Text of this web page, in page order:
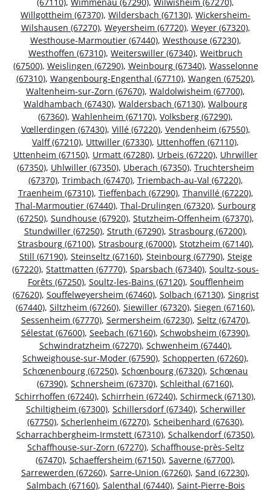
Willgottheim (67370), Wildersbach (67130), Wickersheim-
Wilshausen (67270), Weyersheim (67720), Weyer (67320),
Westhouse-Marmoutier (67440), Westhouse (67230),
Westhoffen (67310), Weiterswiller (67340), Weitbruch
(67500), Weislingen (67290), Weinbourg (67340), Wasselonne
(67310), Wangenbourg-Engenthal (67710), Wangen (67520),
Waltenheim-sur-Zorn (67670), Waldolwisheim (67700),
Waldhambach (67430), Waldersbach (67130), Walbourg
(67360), Wahlenheim (67170), Volksberg (67290),
Vœllerdingen (67430), Villé (67220), Vendenheim (67550),
Valff (67210), Uttwiller (67330), Uttenhoffen (67110),
Uttenheim (67150), Urmatt (67280), Urbeis (67220), Uhrwiller
(67350), Uhlwiller (67350), Uberach (67350), Truchtersheim
(67370), Trimbach (67470), Triembach-au-Val (67220),
Traenheim (67310), Tieffenbach (67290), Thanvillé (67220),
Thal-Marmoutier (67440), Thal-Drulingen (67320), Surbourg
(67250), Sundhouse (67920), Stutzheim-Offenheim (67370),
Stundwiller (67250), Struth (67290), Strasbourg (67200),
Strasbourg (67100), Strasbourg (67000), Stotzheim (67140),
Still (67190), Steinseltz (67160), Steinbourg (67790), Steige
(67220), Stattmatten (67770), Sparsbach (67340), Soultz-sous-
Forêts (67250), Soultz-les-Bains (67120), Soufflenheim
(67620), Souffelweyersheim (67460), Solbach (67130), Singrist
(67440), Siltzheim (67260), Siewiller (67320), Siegen (67160),
Sessenheim (67770), Sermersheim (67230), Seltz (67470),
Sélestat (67600), Seebach (67160), Schwobsheim (67390),
Schwindratzheim (67270), Schwenheim (67440),
Schweighouse-sur-Moder (67590), Schopperten (67260),
Schœnenbourg (67250), Schœnbourg (67320), Schœnau
(67390), Schnersheim (67370), Schleithal (67160),
Schirrhoffen (67240), Schirrhein (67240), Schirmeck (67130),
Schiltigheim (67300), Schillersdorf (67340), Scherwiller
(67750), Scherlenheim (67270), Scheibenhard (67630),
Scharrachbergheim-Irmstett (67310), Schalkendorf (67350),
Schaffhouse-sur-Zorn (67270), Schaffhouse-près-Seltz
(67470), Schaeffersheim (67150), Saverne (67700),
Sarrewerden (67260), Sarre-Union (67260), Sand (67230),
Salmbach (67160), Salenthal (67440), Saint-Pierre-Bois